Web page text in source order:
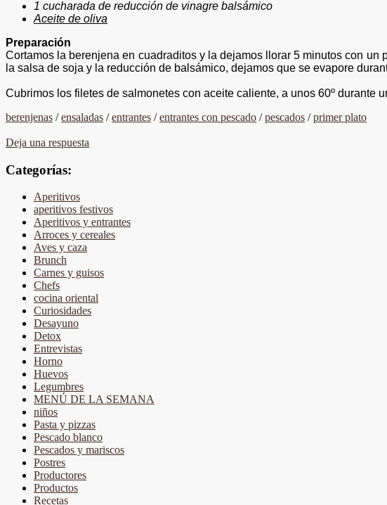
1 cucharada de reducción de vinagre balsámico
Aceite de oliva
Preparación
Cortamos la berenjena en cuadraditos y la dejamos llorar 5 minutos con un
la salsa de soja y la reducción de balsámico, dejamos que se evapore
Cubrimos los filetes de salmonetes con aceite caliente, a unos 60º durante
berenjenas /ensaladas /entrantes /entrantes con pescado /pescados /primer plato
Deja una respuesta
Categorías:
Aperitivos
aperitivos festivos
Aperitivos y entrantes
Arroces y cereales
Aves y caza
Brunch
Carnes y guisos
Chefs
cocina oriental
Curiosidades
Desayuno
Detox
Entrevistas
Horno
Huevos
Legumbres
MENÚ DE LA SEMANA
niños
Pasta y pizzas
Pescado blanco
Pescados y mariscos
Postres
Productores
Productos
Recetas